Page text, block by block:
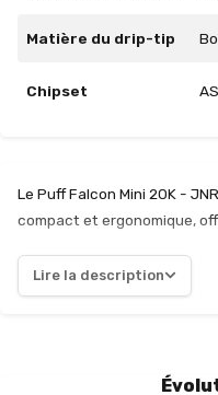
Matière du drip-tip
Chipset
Le Puff Falcon Mini 20K -
compact et ergonomique,
20 000 bouffées, ce
recherche de praticité au
sucrés. La concentration
Lire la description